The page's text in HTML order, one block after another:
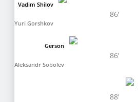
Yuri Gorshkov
Vadim Shilov
86'
Aleksandr Sobolev
Gerson
86'
88'